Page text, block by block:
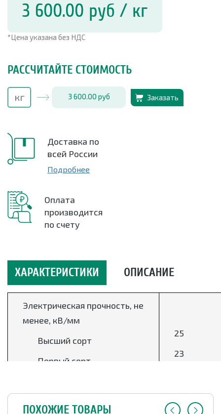
3 600.00 руб / кг
*Цена указана без НДС
РАССЧИТАЙТЕ СТОИМОСТЬ
3 600.00 руб Заказать
Доставка по
всей России
Подробнее
Оплата
производится
по счету
ХАРАКТЕРИСТИКИ ОПИСАНИЕ
Электрическая прочность, не
менее, кВ/мм
Высший сорт
Первый сорт
25
23
Массовая доля
компонентов, %
15-30
ПОХОЖИЕ ТОВАРЫ